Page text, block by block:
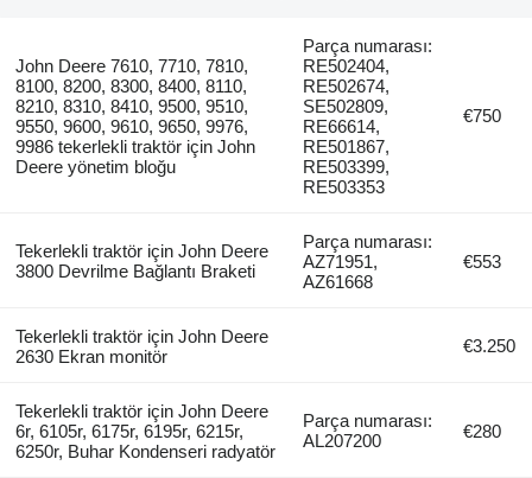
John Deere 7610, 7710, 7810,
8100, 8200, 8300, 8400, 8110,
8210, 8310, 8410, 9500, 9510,
9550, 9600, 9610, 9650, 9976,
9986 tekerlekli traktör için John
Deere yönetim bloğu
Parça numarası:
RE502404,
RE502674,
SE502809,
RE66614,
RE501867,
RE503399,
RE503353
€750
Tekerlekli traktör için John Deere
3800 Devrilme Bağlantı Braketi
Parça numarası:
AZ71951,
AZ61668
€553
Tekerlekli traktör için John Deere
2630 Ekran monitör
€3.250
Tekerlekli traktör için John Deere
6r, 6105r, 6175r, 6195r, 6215r,
6250r, Buhar Kondenseri radyatör
Parça numarası:
AL207200
€280